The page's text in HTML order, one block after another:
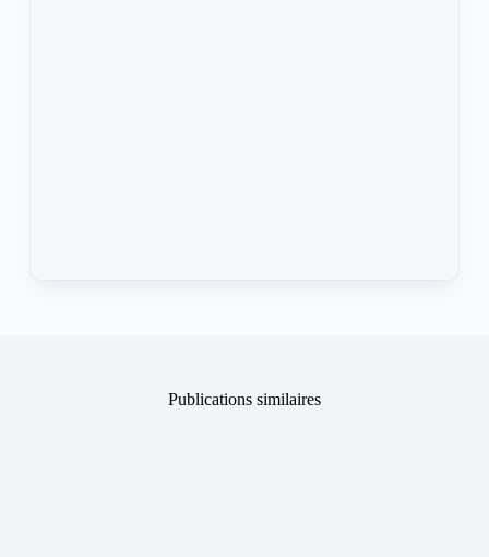
Publications similaires